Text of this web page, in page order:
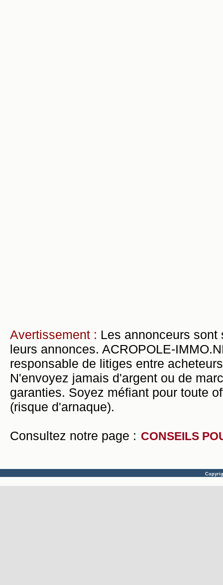
Avertissement : Les annonceurs
leurs annonces. ACROPOLE-
responsable de litiges entre
N'envoyez jamais d'argent ou de
garanties. Soyez méfiant pour toute
(risque d'arnaque).
Consultez notre page : CONSEILS